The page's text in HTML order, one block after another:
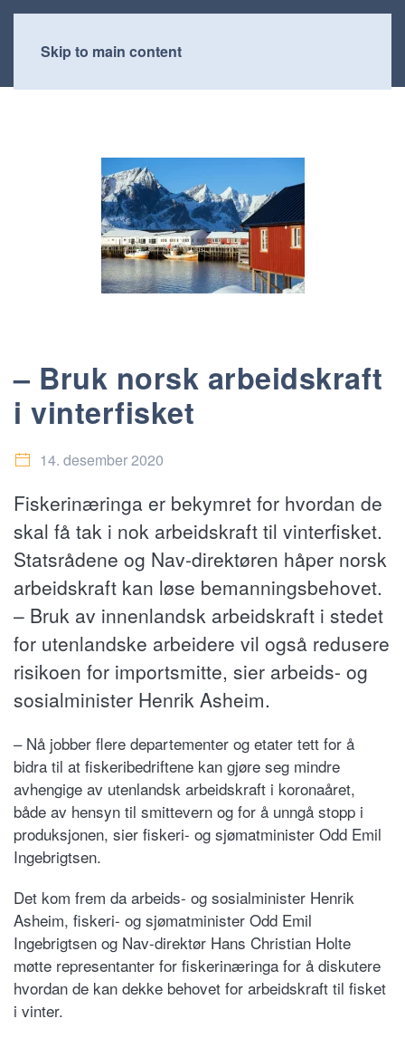
Skip to main content
– Bruk norsk arbeidskraft
i vinterfisket
14. desember 2020
Fiskerinæringa er bekymret for hvordan de
skal få tak i nok arbeidskraft til vinterfisket.
Statsrådene og Nav-direktøren håper norsk
arbeidskraft kan løse bemanningsbehovet.
– Bruk av innenlandsk arbeidskraft i stedet
for utenlandske arbeidere vil også redusere
risikoen for importsmitte, sier arbeids- og
sosialminister Henrik Asheim.
– Nå jobber flere departementer og etater tett for å
bidra til at fiskeribedriftene kan gjøre seg mindre
avhengige av utenlandsk arbeidskraft i koronaåret,
både av hensyn til smittevern og for å unngå stopp i
produksjonen, sier fiskeri- og sjømatminister Odd Emil
Ingebrigtsen.
Det kom frem da arbeids- og sosialminister Henrik
Asheim, fiskeri- og sjømatminister Odd Emil
Ingebrigtsen og Nav-direktør Hans Christian Holte
møtte representanter for fiskerinæringa for å diskutere
hvordan de kan dekke behovet for arbeidskraft til fisket
i vinter.